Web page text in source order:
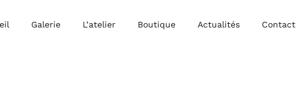
Galerie L’atelier Boutique Actualités Contact